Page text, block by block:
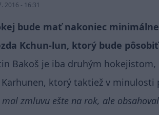
2016 - 16:31
bude mať nakoniec
Kchun-lun, ktorý bude pôsobiť
Bakoš je iba druhým
ktorý taktiež v minulosti
mal zmluvu ešte na rok, ale